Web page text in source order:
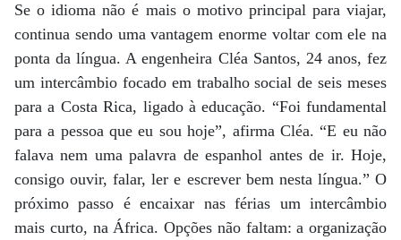
Se o idioma não é mais o motivo principal para viajar,
continua sendo uma vantagem enorme voltar com ele na
ponta da língua. A engenheira Cléa Santos, 24 anos, fez
um intercâmbio focado em trabalho social de seis meses
para a Costa Rica, ligado à educação. “Foi fundamental
para a pessoa que eu sou hoje”, afirma Cléa. “E eu não
falava nem uma palavra de espanhol antes de ir. Hoje,
consigo ouvir, falar, ler e escrever bem nesta língua.” O
próximo passo é encaixar nas férias um intercâmbio
mais curto, na África. Opções não faltam: a organização